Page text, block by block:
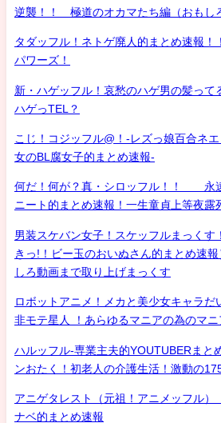
逆襲！！ 極道のオカマたち編（おもし
タダッフル！ネトゲ廃人的まとめ速報！
パワーズ！
新・ハゲッフル！哀愁のハゲ男の髪って
ハゲっTEL？
こじ！コジッフル@！-レズっ娘百合ネ
女のBL腐女子的まとめ速報-
何だ！何が？真・シロッフル！！ 永
ニート的まとめ速報！一生童貞上等夜露
男装スケバン女子！スケッフルまっくす
きっ!！ビー玉のおいぬさん的まとめ速
しろ動画まで取り上げまっくす
ロボットアニメ！メカと美少女キャラだ
非モテ星人 ！あらゆるマニアの為のマニ
ハルッフル-専業主夫的YOUTUBERまと
ンおたく！初老人の介護生活！激動の
アニゲタレスト（元祖！アニメッフル
ナベ的まとめ速報